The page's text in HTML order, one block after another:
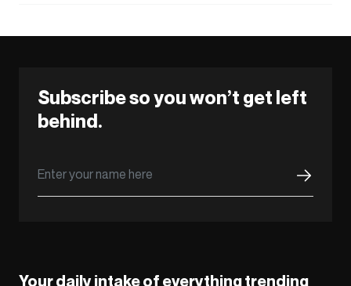
Subscribe so you won’t get left
behind.
Your daily intake of everything trending